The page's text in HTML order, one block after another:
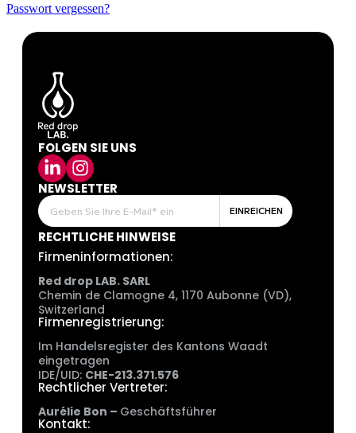
Passwort vergessen?
RECHTLICHE HINWEISE
Firmeninformationen:
Red drop LAB. SARL
Chemin de Clamogne 4, 1170 Aubonne (VD),
Switzerland
Firmenregistrierung:
Im Handelsregister des Kantons Waadt
eingetragen
IDE/UID: CHE-213.371.576
Rechtlicher Vertreter:
Aurélie Bon – Geschäftsführer
Kontakt:
FOLGEN SIE UNS
NEWSLETTER
EINREICHEN